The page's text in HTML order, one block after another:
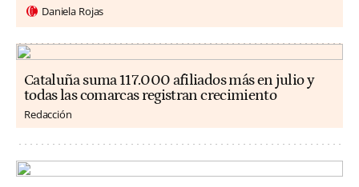
Daniela Rojas
Cataluña suma 117.000 afiliados más en julio y
todas las comarcas registran crecimiento
Redacción